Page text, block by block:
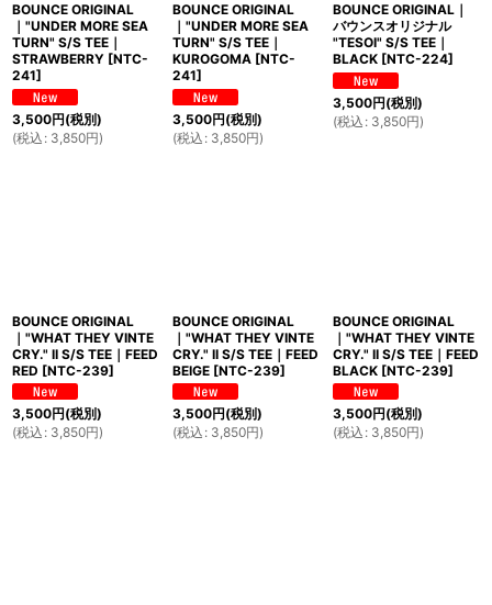
BOUNCE ORIGINAL
｜"UNDER MORE SEA
TURN" S/S TEE｜
STRAWBERRY [NTC-
241]
3,500円(税別)
(税込 : 3,850円)
BOUNCE ORIGINAL
｜"UNDER MORE SEA
TURN" S/S TEE｜
KUROGOMA [NTC-
241]
3,500円(税別)
(税込 : 3,850円)
BOUNCE ORIGINAL｜
バウンスオリジナル
"TESOI" S/S TEE｜
BLACK [NTC-224]
3,500円(税別)
(税込 : 3,850円)
BOUNCE ORIGINAL
｜"WHAT THEY VINTE
CRY." II S/S TEE｜FEED
RED [NTC-239]
3,500円(税別)
(税込 : 3,850円)
BOUNCE ORIGINAL
｜"WHAT THEY VINTE
CRY." II S/S TEE｜FEED
BEIGE [NTC-239]
3,500円(税別)
(税込 : 3,850円)
BOUNCE ORIGINAL
｜"WHAT THEY VINTE
CRY." II S/S TEE｜FEED
BLACK [NTC-239]
3,500円(税別)
(税込 : 3,850円)